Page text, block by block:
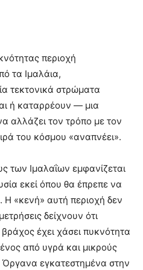
περιοχή
τα Ιμαλάια,
τεκτονικά στρώματα
ή καταρρέουν — μια
αλλάζει τον τρόπο με τον
του κόσμου «αναπνέει».
των Ιμαλαΐων εμφανίζεται
εκεί όπου θα έπρεπε να
«κενή» αυτή περιοχή δεν
δείχνουν ότι
έχει χάσει πυκνότητα
από υγρά και μικρούς
εγκατεστημένα στην